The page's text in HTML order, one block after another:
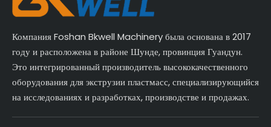
Компания Foshan Bkwell Machinery была основана в 2017
году и расположена в районе Шунде, провинция Гуандун.
Это интегрированный производитель высококачественного
оборудования для экструзии пластмасс, специализирующийся
на исследованиях и разработках, производстве и продажах.